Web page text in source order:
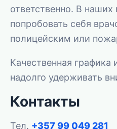
ответственно. В
попробовать себя
полицейским или
Качественная
надолго удерживать
Контакты
Тел. +357 99 049 281